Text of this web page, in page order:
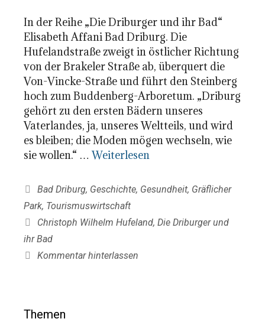
In der Reihe „Die Driburger und ihr Bad“
Elisabeth Affani Bad Driburg. Die
Hufelandstraße zweigt in östlicher Richtung
von der Brakeler Straße ab, überquert die
Von-Vincke-Straße und führt den Steinberg
hoch zum Buddenberg-Arboretum. „Driburg
gehört zu den ersten Bädern unseres
Vaterlandes, ja, unseres Weltteils, und wird
es bleiben; die Moden mögen wechseln, wie
sie wollen.“ …Weiterlesen
Kategorien
Bad Driburg, Geschichte, Gesundheit, Gräflicher
Park, Tourismuswirtschaft
Schlagwörter
Christoph Wilhelm Hufeland, Die Driburger und
ihr Bad
Kommentar hinterlassen
Themen